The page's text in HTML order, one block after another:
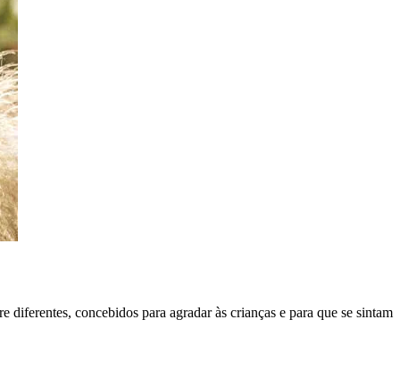
concebidos para agradar às crianças e para que se sintam